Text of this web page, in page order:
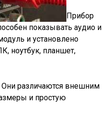
Прибор
показывать аудио и
и установлено
ноутбук, планшет,
Они различаются внешним
и простую